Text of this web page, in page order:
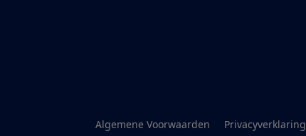
Algemene Voorwaarden Privacyverklaring